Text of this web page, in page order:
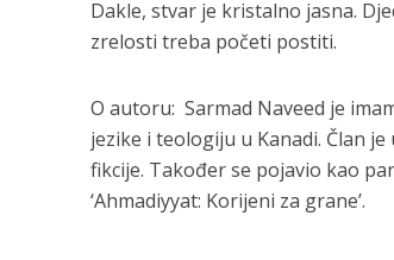
Dakle, stvar je kristalno jasna.
zrelosti treba početi postiti.
O autoru: Sarmad Naveed je
jezike i teologiju u Kanadi. Član
fikcije. Također se pojavio kao
‘Ahmadiyyat: Korijeni za grane’.